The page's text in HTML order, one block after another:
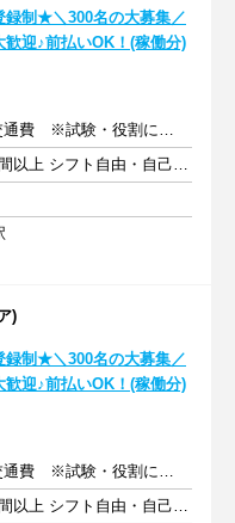
録制★＼300名の大募集／
迎♪前払いOK！(稼働分)
時給1300円～ ＋交通費 ※試験・役割により手当あり
週1日以上 1日7.5時間以上 シフト自由・自己申告
)
録制★＼300名の大募集／
迎♪前払いOK！(稼働分)
時給1300円～ ＋交通費 ※試験・役割により手当あり
週1日以上 1日7.5時間以上 シフト自由・自己申告